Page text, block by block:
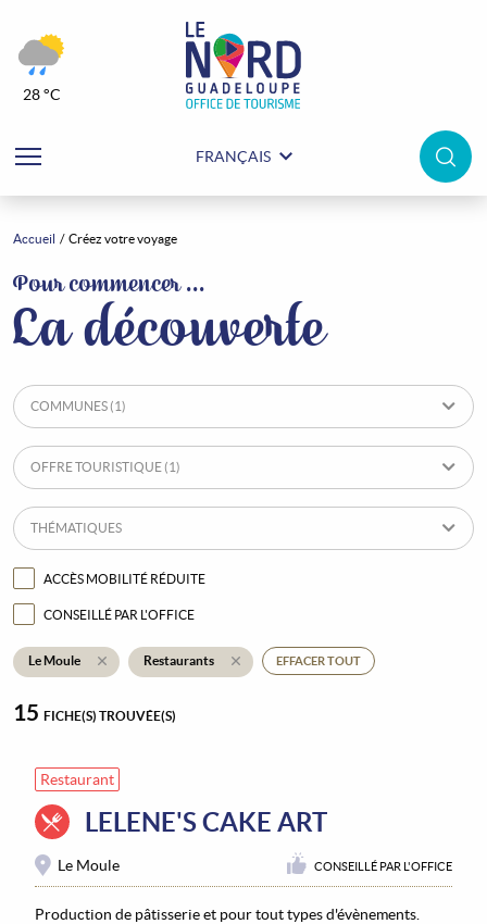
FRANÇAIS
28 °C
Accueil Créez votre voyage
Créez votre voyage
Pour commencer ...
La découverte
COMMUNES (1)
OFFRE TOURISTIQUE (1)
THÉMATIQUES
ACCÈS MOBILITÉ RÉDUITE
CONSEILLÉ PAR L'OFFICE
Le Moule Restaurants EFFACER TOUT
15 FICHE(S) TROUVÉE(S)
Restaurant
LELENE'S CAKE ART
Le Moule CONSEILLÉ PAR L'OFFICE
Production de pâtisserie et pour tout types d'évènements.